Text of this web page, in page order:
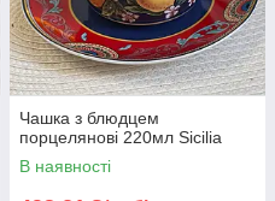
Чашка з блюдцем
порцелянові 220мл Sicilia
В наявності